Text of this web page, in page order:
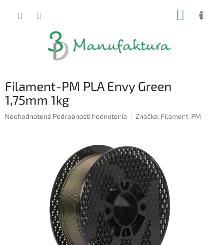
Filament-PM PLA Envy Green
1,75mm 1kg
Priemerné
Neohodnotené Podrobnosti hodnotenia Značka: Filament-PM